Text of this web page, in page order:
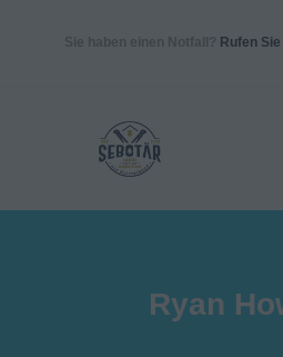
Rufen
Ryan
START
DATENSCHUTZ